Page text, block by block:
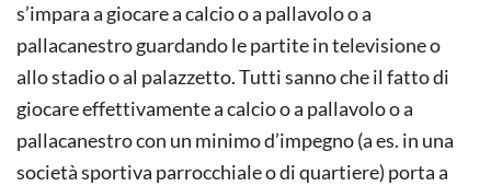
s’impara a giocare a calcio o a pallavolo o a
pallacanestro guardando le partite in televisione o
allo stadio o al palazzetto. Tutti sanno che il fatto di
giocare effettivamente a calcio o a pallavolo o a
pallacanestro con un minimo d’impegno (a es. in una
società sportiva parrocchiale o di quartiere) porta a